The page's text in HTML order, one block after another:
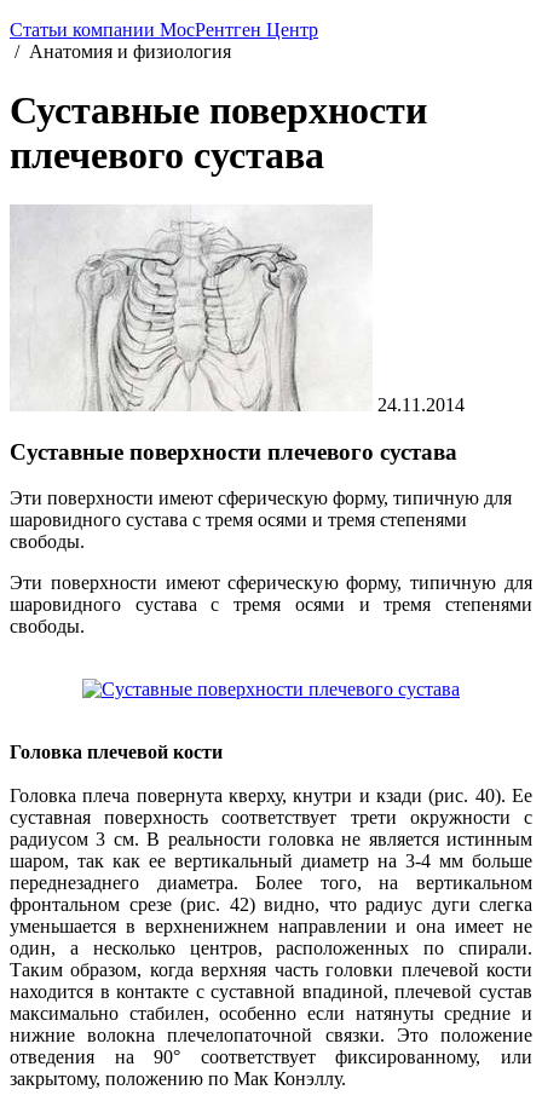
Статьи компании МосРентген Центр
/ Анатомия и физиология
Суставные поверхности
плечевого сустава
24.11.2014
Суставные поверхности плечевого сустава
Эти поверхности имеют сферическую форму, типичную для
шаровидного сустава с тремя осями и тремя степенями
свободы.
Эти поверхности имеют сферическую форму, типичную для
шаровидного сустава с тремя осями и тремя степенями
свободы.
Головка плечевой кости
Головка плеча повернута кверху, кнутри и кзади (рис. 40). Ее
суставная поверхность соответствует трети окружности с
радиусом 3 см. В реальности головка не является истинным
шаром, так как ее вертикальный диаметр на 3-4 мм больше
переднезаднего диаметра. Более того, на вертикальном
фронтальном срезе (рис. 42) видно, что радиус дуги слегка
уменьшается в верхненижнем направлении и она имеет не
один, а несколько центров, расположенных по спирали.
Таким образом, когда верхняя часть головки плечевой кости
находится в контакте с суставной впадиной, плечевой сустав
максимально стабилен, особенно если натянуты средние и
нижние волокна плечелопаточной связки. Это положение
отведения на 90° соответствует фиксированному, или
закрытому, положению по Мак Конэллу.